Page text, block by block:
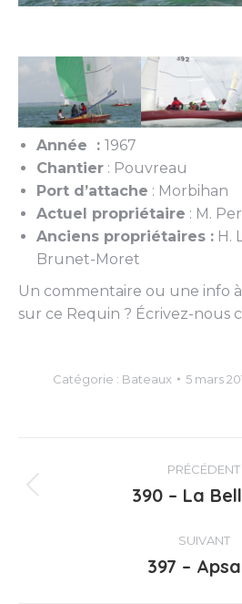
Année : 1967
Chantier : Pouvreau
Port d’attache : Morbihan
Actuel propriétaire : M.
Anciens propriétaires : H.
Brunet-Moret
Un commentaire ou une info
sur ce Requin ? Écrivez-nous
Catégorie : Bateaux 5 mars
Navigation
article
PRÉCÉDENT
:
390 – La
SUIVANT
397 –